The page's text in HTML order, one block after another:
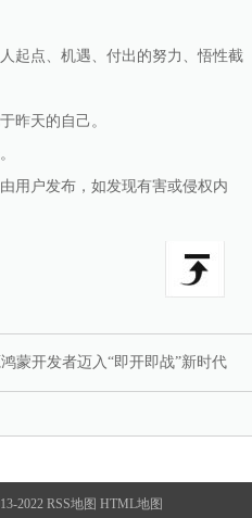
起点、机遇、付出的努力、悟性截
昨天的自己。
用户发布，如发现有害或侵权内
蒙开发者迈入“即开即战”新时代
2022 RSS地图 HTML地图